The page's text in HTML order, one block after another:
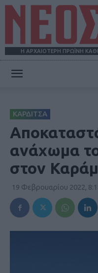
Η ΑΡΧΑΙΟΤΕΡΗ ΠΡΩΪΝΗ
ΚΑΡΔΙΤΣΑ
ανάχωμα
στον
19 Φεβρουαρίου 2022,